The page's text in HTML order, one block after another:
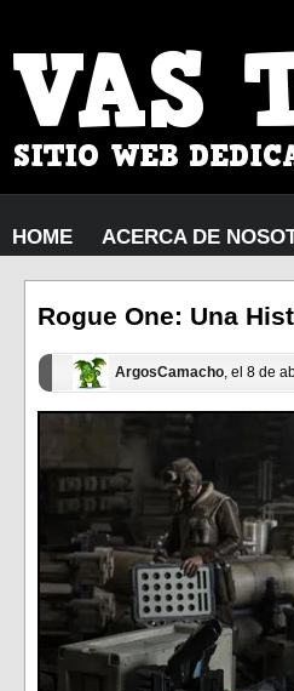
HOME ACERCA DE
Rogue One: Una
ArgosCamacho, el 8 de